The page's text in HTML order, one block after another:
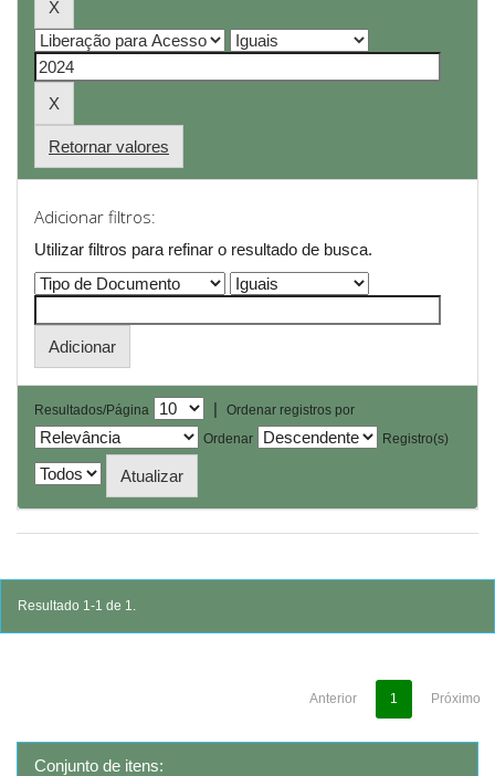
Retornar valores
Adicionar filtros:
Utilizar filtros para refinar o resultado de busca.
Resultados/Página |
Ordenar registros por
Ordenar
Registro(s)
Resultado 1-1 de 1.
Anterior 1 Próximo
Conjunto de itens: